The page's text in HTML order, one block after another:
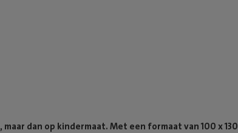
dan op kindermaat. Met een formaat van 100 x 130